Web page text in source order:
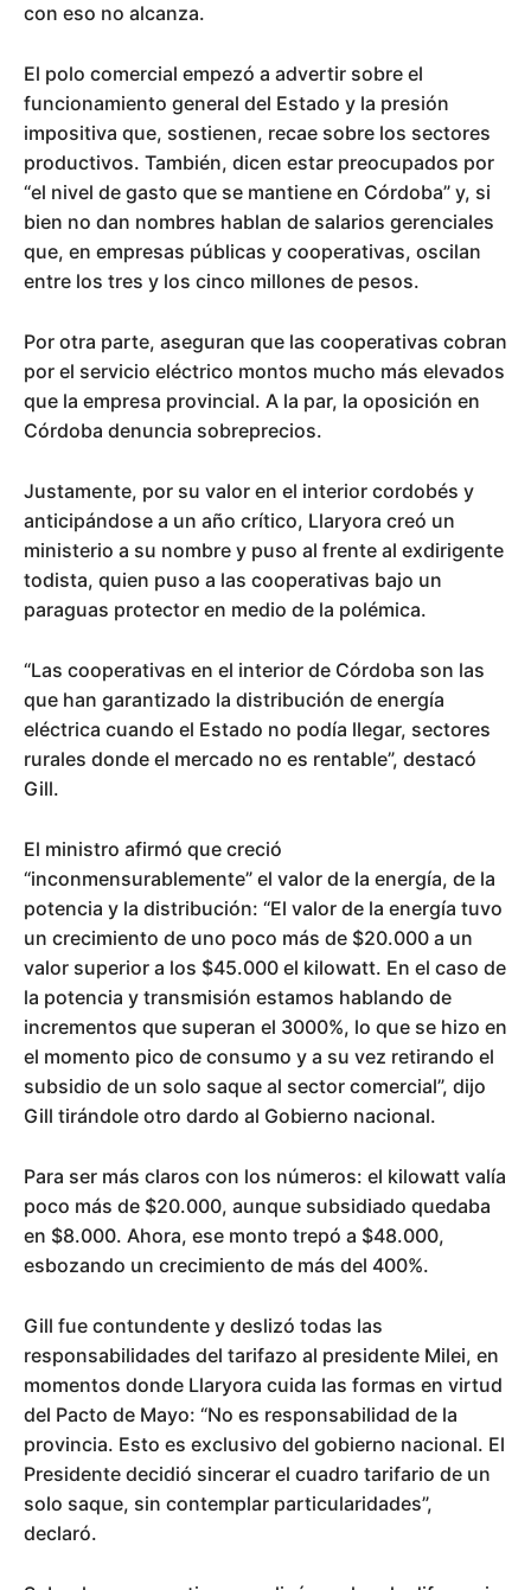
con eso no alcanza.
El polo comercial empezó a advertir sobre el
funcionamiento general del Estado y la presión
impositiva que, sostienen, recae sobre los sectores
productivos. También, dicen estar preocupados por
“el nivel de gasto que se mantiene en Córdoba” y, si
bien no dan nombres hablan de salarios gerenciales
que, en empresas públicas y cooperativas, oscilan
entre los tres y los cinco millones de pesos.
Por otra parte, aseguran que las cooperativas cobran
por el servicio eléctrico montos mucho más elevados
que la empresa provincial. A la par, la oposición en
Córdoba denuncia sobreprecios.
Justamente, por su valor en el interior cordobés y
anticipándose a un año crítico, Llaryora creó un
ministerio a su nombre y puso al frente al exdirigente
todista, quien puso a las cooperativas bajo un
paraguas protector en medio de la polémica.
“Las cooperativas en el interior de Córdoba son las
que han garantizado la distribución de energía
eléctrica cuando el Estado no podía llegar, sectores
rurales donde el mercado no es rentable”, destacó
Gill.
El ministro afirmó que creció
“inconmensurablemente” el valor de la energía, de la
potencia y la distribución: “El valor de la energía tuvo
un crecimiento de uno poco más de $20.000 a un
valor superior a los $45.000 el kilowatt. En el caso de
la potencia y transmisión estamos hablando de
incrementos que superan el 3000%, lo que se hizo en
el momento pico de consumo y a su vez retirando el
subsidio de un solo saque al sector comercial”, dijo
Gill tirándole otro dardo al Gobierno nacional.
Para ser más claros con los números: el kilowatt valía
poco más de $20.000, aunque subsidiado quedaba
en $8.000. Ahora, ese monto trepó a $48.000,
esbozando un crecimiento de más del 400%.
Gill fue contundente y deslizó todas las
responsabilidades del tarifazo al presidente Milei, en
momentos donde Llaryora cuida las formas en virtud
del Pacto de Mayo: “No es responsabilidad de la
provincia. Esto es exclusivo del gobierno nacional. El
Presidente decidió sincerar el cuadro tarifario de un
solo saque, sin contemplar particularidades”,
declaró.